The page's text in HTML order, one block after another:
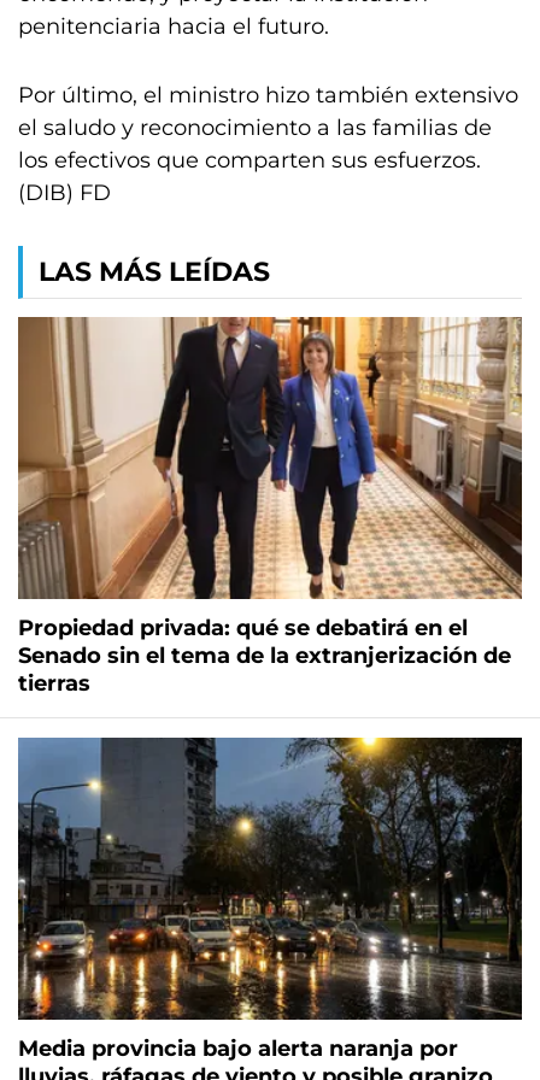
penitenciaria hacia el futuro.
Por último, el ministro hizo también extensivo
el saludo y reconocimiento a las familias de
los efectivos que comparten sus esfuerzos.
(DIB) FD
LAS MÁS LEÍDAS
Propiedad privada: qué se debatirá en el
Senado sin el tema de la extranjerización de
tierras
Media provincia bajo alerta naranja por